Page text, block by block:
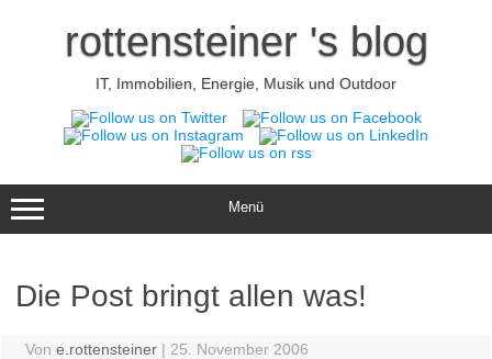
rottensteiner 's blog
IT, Immobilien, Energie, Musik und Outdoor
Menü
Die Post bringt allen was!
Von e.rottensteiner | 25. November 2006